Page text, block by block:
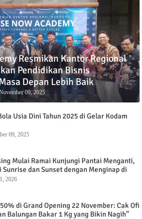
Resmikan Kantor Regional
Pendidikan Bisnis
Depan Lebih Baik
09, 2025
Usia Dini Tahun 2025 di Gelar Kodam
09, 2025
Mulai Ramai Kunjungi Pantai Menganti,
Sunrise dan Sunset dengan Menginap di
Cottage
2026
di Grand Opening 22 November: Cak Ofi
Balungan Bakar 1 Kg yang Bikin Nagih”